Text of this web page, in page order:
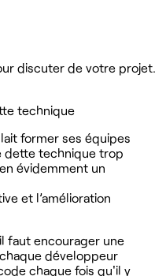
discuter de votre projet.
technique
former ses équipes
dette technique trop
évidemment un
et l’amélioration
faut encourager une
développeur
chaque fois qu'il y